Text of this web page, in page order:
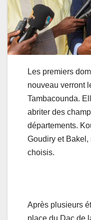
Les premiers
nouveau verront
Tambacounda.
abriter des
départements.
Goudiry et
choisis.
Après plusieurs
place du Dac de